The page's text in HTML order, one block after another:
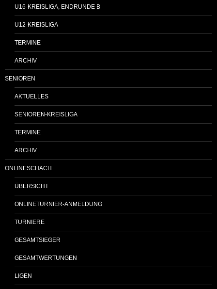
U16-KREISLIGA, ENDRUNDE B
U12-KREISLIGA
TERMINE
ARCHIV
SENIOREN
AKTUELLES
SENIOREN-KREISLIGA
TERMINE
ARCHIV
ONLINESCHACH
ÜBERSICHT
ONLINETURNIER-ANMELDUNG
TURNIERE
GESAMTSIEGER
GESAMTWERTUNGEN
LIGEN